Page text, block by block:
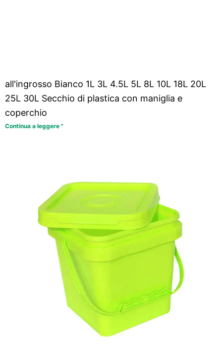
all'ingrosso Bianco 1L 3L 4.5L 5L 8L 10L 18L 20L
25L 30L Secchio di plastica con maniglia e
coperchio
Continua a leggere "